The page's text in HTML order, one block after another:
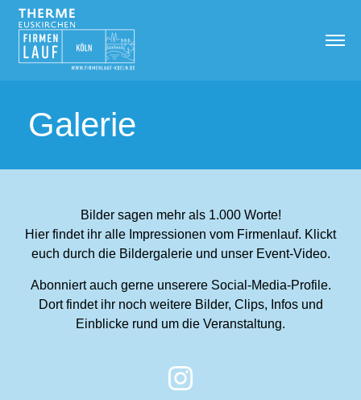
Galerie
Bilder sagen mehr als 1.000 Worte!
Hier findet ihr alle Impressionen vom Firmenlauf. Klickt
euch durch die Bildergalerie und unser Event-Video.
Abonniert auch gerne unserere Social-Media-Profile.
Dort findet ihr noch weitere Bilder, Clips, Infos und
Einblicke rund um die Veranstaltung.